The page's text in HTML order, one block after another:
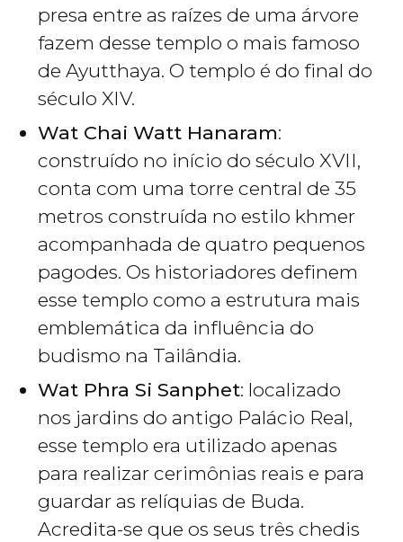
presa entre as raízes de uma árvore
fazem desse templo o mais famoso
de Ayutthaya. O templo é do final do
século XIV.
Wat Chai Watt Hanaram:
construído no início do século XVII,
conta com uma torre central de 35
metros construída no estilo khmer
acompanhada de quatro pequenos
pagodes. Os historiadores definem
esse templo como a estrutura mais
emblemática da influência do
budismo na Tailândia.
Wat Phra Si Sanphet: localizado
nos jardins do antigo Palácio Real,
esse templo era utilizado apenas
para realizar cerimônias reais e para
guardar as relíquias de Buda.
Acredita-se que os seus três chedis